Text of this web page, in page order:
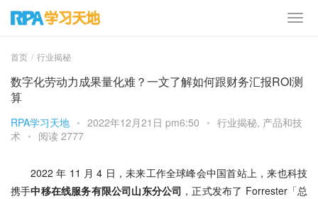
首页 行业揭秘
数字化劳动力成果量化难？一文了解如何跟财务汇报ROI测
算
RPA学习天地 • 2022年12月21日 pm6:50 • 行业揭秘, 产品和技
术 • 阅读 2777
2022 年 11 月 4 日，未来工作全球峰会中国首站上，来也科技
携手中移在线服务有限公司山东分公司 ，正式发布了 Forrester「总